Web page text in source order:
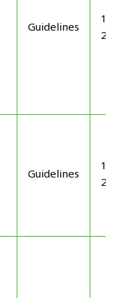
Guidelines
Guidelines